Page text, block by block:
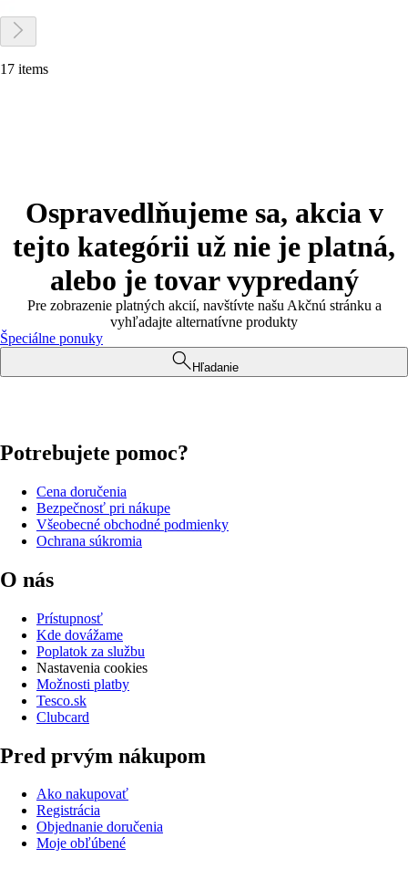
17 items
Ospravedlňujeme sa, akcia v
tejto kategórii už nie je platná,
alebo je tovar vypredaný
Pre zobrazenie platných akcií, navštívte našu Akčnú stránku a
vyhľadajte alternatívne produkty
Špeciálne ponuky
Hľadanie
Potrebujete pomoc?
Cena doručenia
Bezpečnosť pri nákupe
Všeobecné obchodné podmienky
Ochrana súkromia
O nás
Prístupnosť
Kde dovážame
Poplatok za službu
Nastavenia cookies
Možnosti platby
Tesco.sk
Clubcard
Pred prvým nákupom
Ako nakupovať
Registrácia
Objednanie doručenia
Moje obľúbené